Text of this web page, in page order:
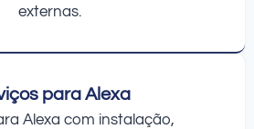
externas.
para Alexa
Alexa com instalação,